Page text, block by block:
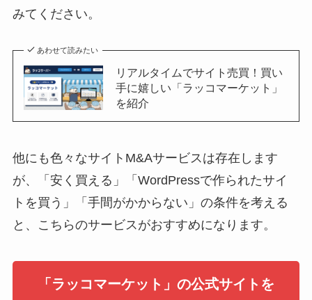
みてください。
あわせて読みたい
リアルタイムでサイト売買！買い
手に嬉しい「ラッコマーケット」
を紹介
他にも色々なサイトM&Aサービスは存在します
が、「安く買える」「WordPressで作られたサイ
トを買う」「手間がかからない」の条件を考える
と、こちらのサービスがおすすめになります。
「ラッコマーケット」の公式サイトを